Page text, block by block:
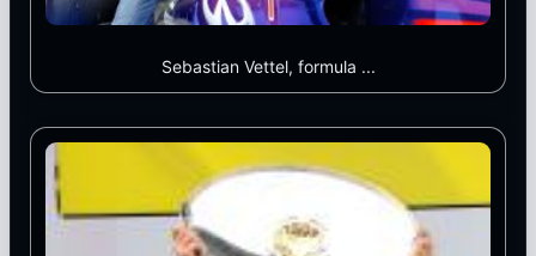
Sebastian Vettel, formula ...